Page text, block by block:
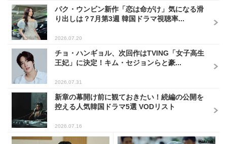
パク・ウンビン新作「恋は命がけ」気になる滑
り出しは？7月第3週 韓国ドラマ視聴率...
2026.07.20
チョ・ハンギョル、次回作はTVING「女子高生
王妃」に決定！キム・セジョンらと豪...
2026.07.31
新章の幕開け前に観ておきたい！続編の公開を
控える人気韓国ドラマ5選 VODリスト
2026.07.16